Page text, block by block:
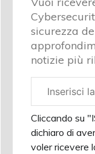
sicurezza
notizie più
aziendale
Cliccando su
dichiaro di
voler ricevere